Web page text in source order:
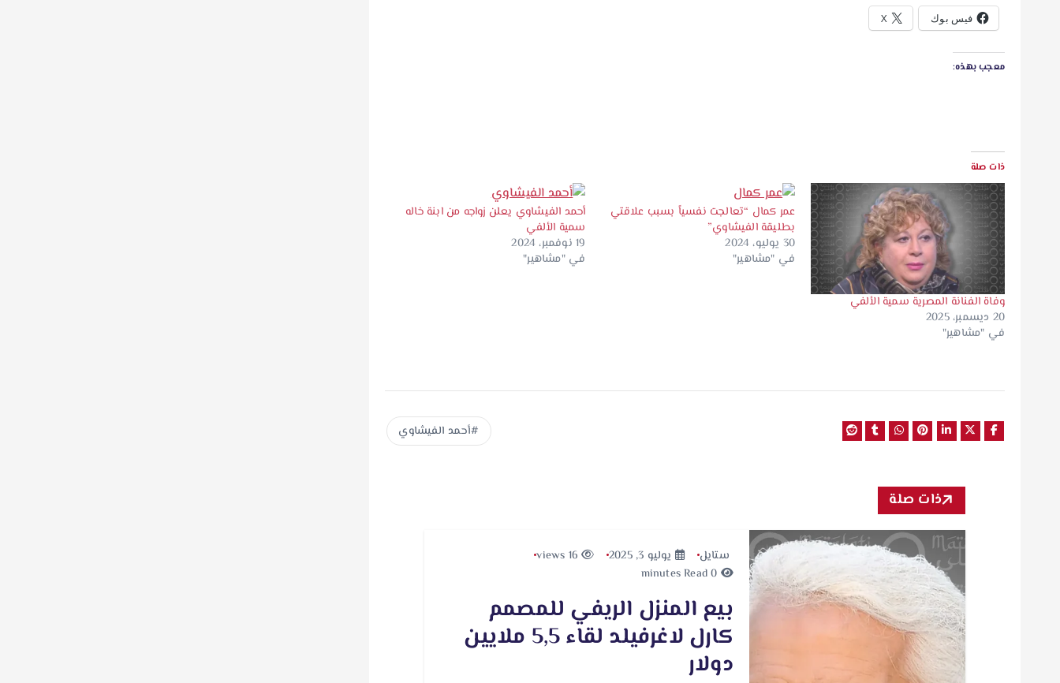
فيس بوك X
معجب بهذه:
ذات صلة
وفاة الفنانة المصرية سمية الألفي
20 ديسمبر، 2025
في "مشاهير"
عمر كمال “تعالجت نفسياً بسبب علاقتي
بطليقة الفيشاوي”
30 يوليو، 2024
في "مشاهير"
أحمد الفيشاوي يعلن زواجه من ابنة خاله
سمية الألفي
19 نوفمبر، 2024
في "مشاهير"
أحمد الفيشاوي
ذات صلة
ستايل يوليو 3, 2025
16 views
بيع المنزل الريفي للمصمم
كارل لاغرفيلد لقاء 5,5 ملايين
دولار